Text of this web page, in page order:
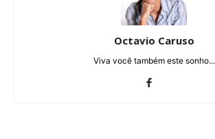
Octavio Caruso
Viva você também este sonho...